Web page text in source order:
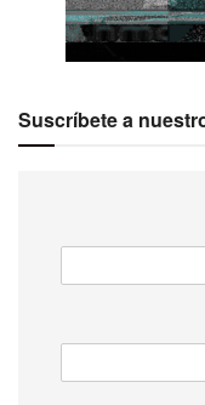
Suscríbete a